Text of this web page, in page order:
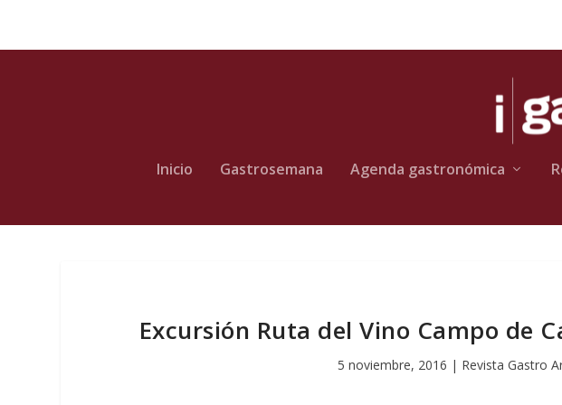
Inicio Gastrosemana Agenda gastronómica
Excursión Ruta del Vino Campo de
5 noviembre, 2016 | Revista Gastro